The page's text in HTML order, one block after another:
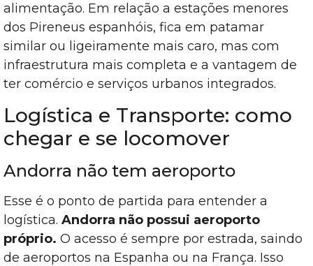
alimentação. Em relação a estações menores
dos Pireneus espanhóis, fica em patamar
similar ou ligeiramente mais caro, mas com
infraestrutura mais completa e a vantagem de
ter comércio e serviços urbanos integrados.
Logística e Transporte: como
chegar e se locomover
Andorra não tem aeroporto
Esse é o ponto de partida para entender a
logística. Andorra não possui aeroporto
próprio. O acesso é sempre por estrada, saindo
de aeroportos na Espanha ou na França. Isso